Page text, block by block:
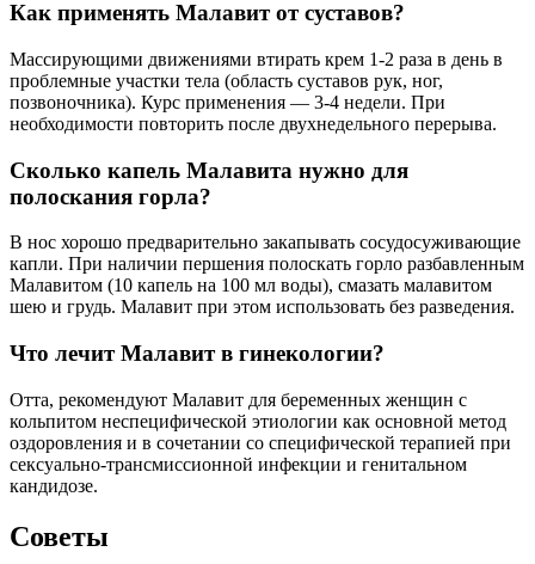
Как применять Малавит от суставов?
Массирующими движениями втирать крем 1-2 раза в день в
проблемные участки тела (область суставов рук, ног,
позвоночника). Курс применения — 3-4 недели. При
необходимости повторить после двухнедельного перерыва.
Сколько капель Малавита нужно для
полоскания горла?
В нос хорошо предварительно закапывать сосудосуживающие
капли. При наличии першения полоскать горло разбавленным
Малавитом (10 капель на 100 мл воды), смазать малавитом
шею и грудь. Малавит при этом использовать без разведения.
Что лечит Малавит в гинекологии?
Отта, рекомендуют Малавит для беременных женщин с
кольпитом неспецифической этиологии как основной метод
оздоровления и в сочетании со специфической терапией при
сексуально-трансмиссионной инфекции и генитальном
кандидозе.
Советы